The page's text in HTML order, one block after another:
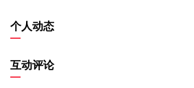
个人动态
互动评论